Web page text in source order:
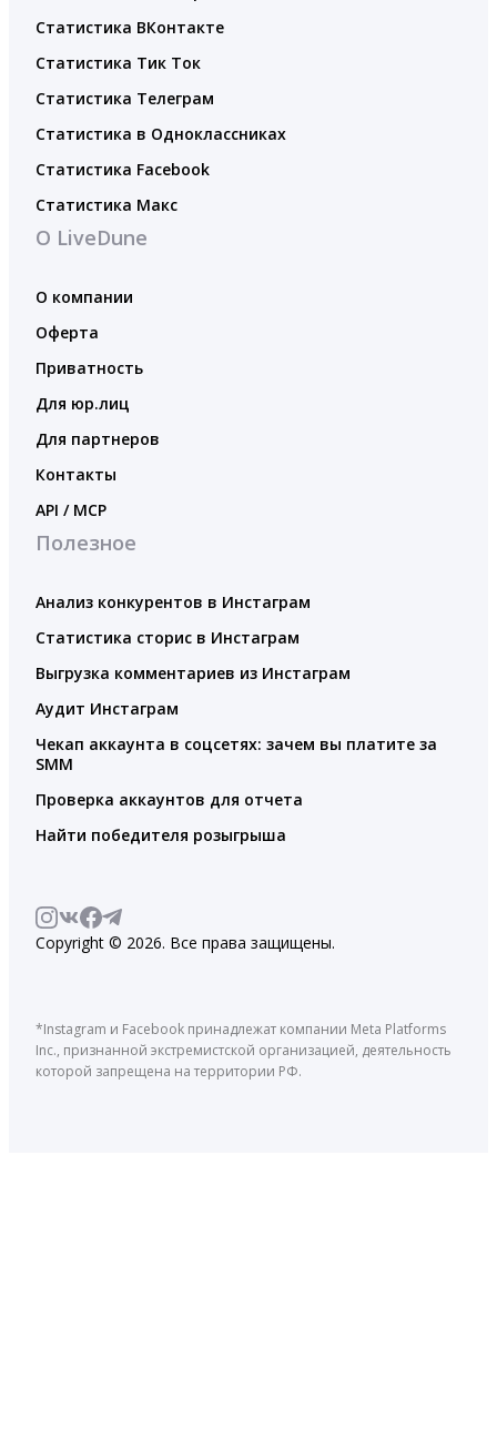
Статистика ВКонтакте
Статистика Тик Ток
Статистика Телеграм
Статистика в Одноклассниках
Статистика Facebook
Статистика Макс
О LiveDune
О компании
Оферта
Приватность
Для юр.лиц
Для партнеров
Контакты
API / MCP
Полезное
Анализ конкурентов в Инстаграм
Статистика сторис в Инстаграм
Выгрузка комментариев из Инстаграм
Аудит Инстаграм
Чекап аккаунта в соцсетях: зачем вы платите за
SMM
Проверка аккаунтов для отчета
Найти победителя розыгрыша
Copyright © 2026. Все права защищены.
*Instagram и Facebook принадлежат компании Meta Platforms
Inc., признанной экстремистской организацией, деятельность
которой запрещена на территории РФ.